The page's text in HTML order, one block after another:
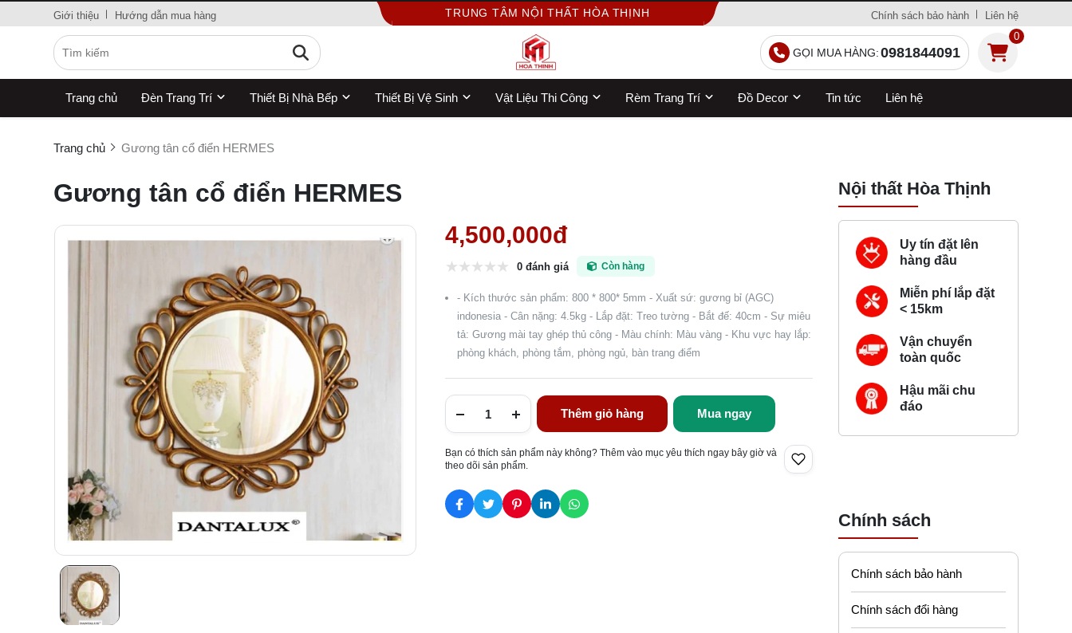
Giới thiệu Hướng dẫn mua hàng TRUNG TÂM NỘI THẤT HÒA THỊNH Chính sách bảo hành Liên hệ
GỌI MUA HÀNG:0981844091
0
Trang chủ Đèn Trang Trí Thiết Bị Nhà Bếp Thiết Bị Vệ Sinh Vật Liệu Thi Công Rèm Trang Trí Đồ Decor Tin tức Liên hệ
Trang chủ Gương tân cổ điển HERMES
Gương tân cổ điển HERMES
4,500,000đ
0 đánh giá Còn hàng
- Kích thước sản phẩm: 800 * 800* 5mm - Xuất sứ: gương bỉ (AGC)
indonesia - Cân nặng: 4.5kg - Lắp đặt: Treo tường - Bắt đế: 40cm - Sự miêu
tả: Gương mài tay ghép thủ công - Màu chính: Màu vàng - Khu vực hay lắp:
phòng khách, phòng tắm, phòng ngủ, bàn trang điểm
Thêm giỏ hàng Mua ngay
Bạn có thích sản phẩm này không? Thêm vào mục yêu thích ngay bây giờ và
theo dõi sản phẩm.
Nội thất Hòa Thịnh
Uy tín đặt lên
hàng đầu
Miễn phí lắp đặt
< 15km
Vận chuyển
toàn quốc
Hậu mãi chu
đáo
Chính sách
Chính sách bảo hành
Chính sách đổi hàng